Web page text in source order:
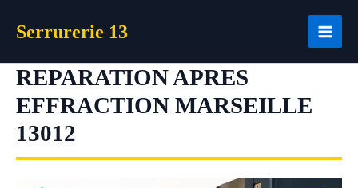
Serrurerie 13
REPARATION APRES
EFFRACTION MARSEILLE
13012